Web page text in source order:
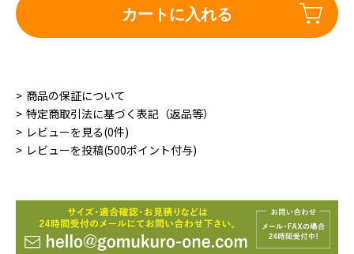
カートに入れる
商品の保証について
特定商取引法に基づく表記（返品等）
レビューを見る(0件)
レビューを投稿(500ポイント付与)